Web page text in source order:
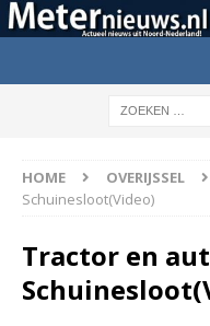
HOME OVERIJSSEL
Schuinesloot(Video)
Tractor en